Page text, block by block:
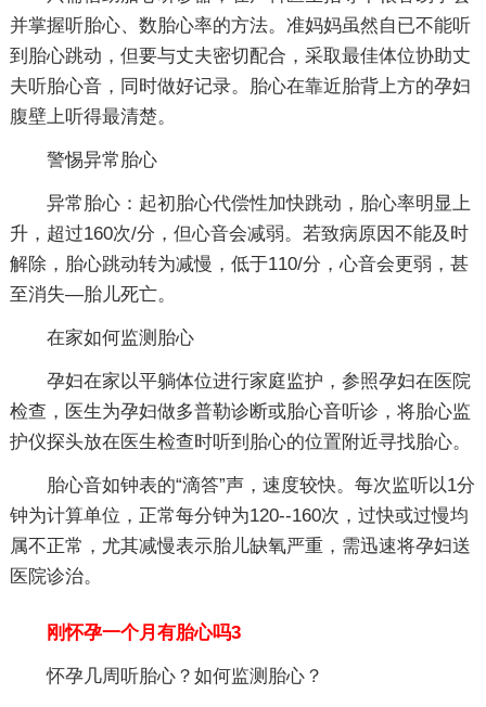
并掌握听胎心、数胎心率的方法。准妈妈虽然自已不能听
到胎心跳动，但要与丈夫密切配合，采取最佳体位协助丈
夫听胎心音，同时做好记录。胎心在靠近胎背上方的孕妇
腹壁上听得最清楚。
警惕异常胎心
异常胎心：起初胎心代偿性加快跳动，胎心率明显上
升，超过160次/分，但心音会减弱。若致病原因不能及时
解除，胎心跳动转为减慢，低于110/分，心音会更弱，甚
至消失—胎儿死亡。
在家如何监测胎心
孕妇在家以平躺体位进行家庭监护，参照孕妇在医院
检查，医生为孕妇做多普勒诊断或胎心音听诊，将胎心监
护仪探头放在医生检查时听到胎心的位置附近寻找胎心。
胎心音如钟表的“滴答”声，速度较快。每次监听以1分
钟为计算单位，正常每分钟为120--160次，过快或过慢均
属不正常，尤其减慢表示胎儿缺氧严重，需迅速将孕妇送
医院诊治。
刚怀孕一个月有胎心吗3
怀孕几周听胎心？如何监测胎心？